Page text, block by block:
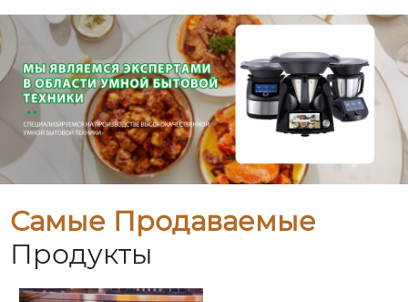
Самые Продаваемые
Продукты